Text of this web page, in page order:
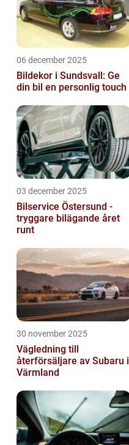
06 december 2025
Bildekor i Sundsvall: Ge
din bil en personlig touch
03 december 2025
Bilservice Östersund -
tryggare bilägande året
runt
30 november 2025
Vägledning till
återförsäljare av Subaru i
Värmland